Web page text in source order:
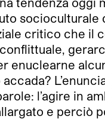
critico che il
enuclearne
accada?
l’agire in
e perciò